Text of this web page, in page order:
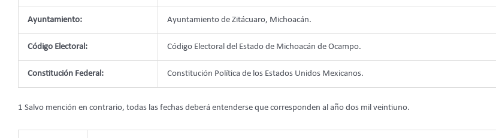
Ayuntamiento: Ayuntamiento de Zitácuaro, Michoacán.
Código Electoral: Código Electoral del Estado de Michoacán de Ocampo.
Constitución Federal: Constitución Política de los Estados Unidos Mexicanos.
1 Salvo mención en contrario, todas las fechas deberá entenderse que corresponden al año dos mil veintiuno.